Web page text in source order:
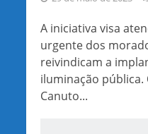
A iniciativa visa
urgente dos
reivindicam a
iluminação
Canuto...